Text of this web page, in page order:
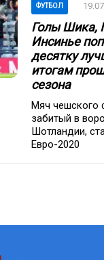
ФУТБОЛ
Голы Шика,
Инсинье
десятку
итогам
сезона
Мяч чешского
забитый в
Шотландии,
Евро-2020